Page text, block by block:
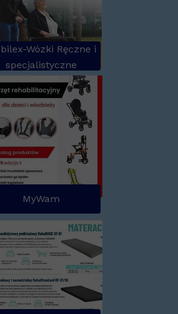
MyWam
Wózki Ręczne i
specjalistyczne